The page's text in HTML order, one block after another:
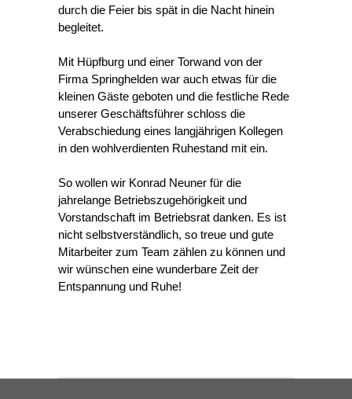
durch die Feier bis spät in die Nacht hinein
begleitet.
Mit Hüpfburg und einer Torwand von der
Firma Springhelden war auch etwas für die
kleinen Gäste geboten und die festliche Rede
unserer Geschäftsführer schloss die
Verabschiedung eines langjährigen Kollegen
in den wohlverdienten Ruhestand mit ein.
So wollen wir Konrad Neuner für die
jahrelange Betriebszugehörigkeit und
Vorstandschaft im Betriebsrat danken. Es ist
nicht selbstverständlich, so treue und gute
Mitarbeiter zum Team zählen zu können und
wir wünschen eine wunderbare Zeit der
Entspannung und Ruhe!